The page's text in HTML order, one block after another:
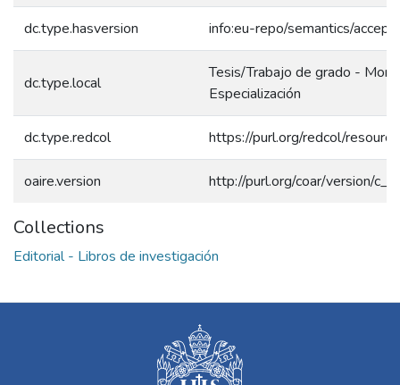
dc.type.hasversion info:eu-repo/semantics/
dc.type.local
Tesis/Trabajo de grado -
Especialización
dc.type.redcol https://purl.org/redcol/
oaire.version http://purl.org/coar/version/
Collections
Editorial - Libros de investigación